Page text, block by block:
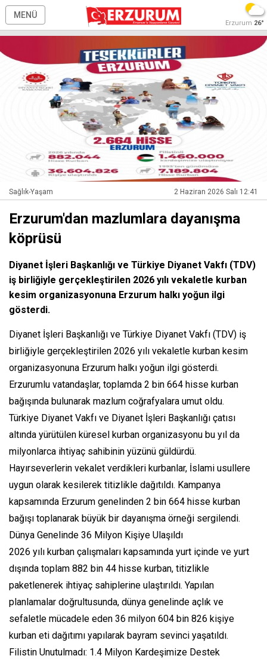
MENÜ
Erzurum 26°
Sağlık-Yaşam 2 Haziran 2026 Salı 12:41
Erzurum'dan mazlumlara dayanışma
köprüsü
Diyanet İşleri Başkanlığı ve Türkiye Diyanet Vakfı (TDV)
iş birliğiyle gerçekleştirilen 2026 yılı vekaletle kurban
kesim organizasyonuna Erzurum halkı yoğun ilgi
gösterdi.
Diyanet İşleri Başkanlığı ve Türkiye Diyanet Vakfı (TDV) iş
birliğiyle gerçekleştirilen 2026 yılı vekaletle kurban kesim
organizasyonuna Erzurum halkı yoğun ilgi gösterdi.
Erzurumlu vatandaşlar, toplamda 2 bin 664 hisse kurban
bağışında bulunarak mazlum coğrafyalara umut oldu.
Türkiye Diyanet Vakfı ve Diyanet İşleri Başkanlığı çatısı
altında yürütülen küresel kurban organizasyonu bu yıl da
milyonlarca ihtiyaç sahibinin yüzünü güldürdü.
Hayırseverlerin vekalet verdikleri kurbanlar, İslami usullere
uygun olarak kesilerek titizlikle dağıtıldı. Kampanya
kapsamında Erzurum genelinden 2 bin 664 hisse kurban
bağışı toplanarak büyük bir dayanışma örneği sergilendi.
Dünya Genelinde 36 Milyon Kişiye Ulaşıldı
2026 yılı kurban çalışmaları kapsamında yurt içinde ve yurt
dışında toplam 882 bin 44 hisse kurban, titizlikle
paketlenerek ihtiyaç sahiplerine ulaştırıldı. Yapılan
planlamalar doğrultusunda, dünya genelinde açlık ve
sefaletle mücadele eden 36 milyon 604 bin 826 kişiye
kurban eti dağıtımı yapılarak bayram sevinci yaşatıldı.
Filistin Unutulmadı: 1.4 Milyon Kardeşimize Destek